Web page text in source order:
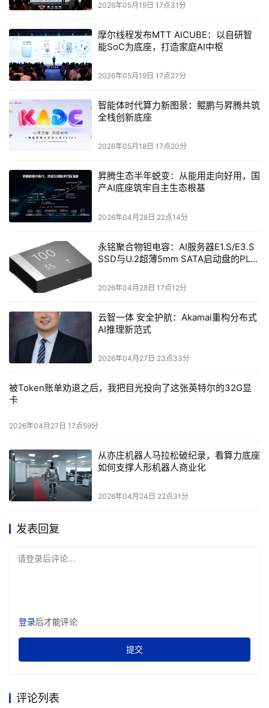
浪潮云海若科技总经理尹萍指出，2025年是智能体的爆发
蓬勃发展也带来了数据壁垒、模型壁垒和算力壁垒等问题，
需要从单一智能向系统智能跃迁。
“3＋1”服务产品体系。在云方面，提出可运营私有云，解决
人工智能落地过程中的算力问题，并在计算性能和集群性能
方面取得卓越成绩。
在数据方面，通过可信数据空间，实现数据从无序到有序、
从无价值到有价值的转变，在数据采集、分析等方面获得多
项全球第一。
库，开发软件和硬件智能体，在中文推理和知识构建等方面
具备领先能力。
尹萍还介绍了分布式智能云的执行方法论，包括研、产、
交、服四个阶段，并分享了黑龙江省和山东省等多个成功案
例，展示了浪潮云产品在不同行业的应用价值。
安全护航：为智能化业务筑牢安全防线
随着人工智能技术的广泛应用，安全事件频发，AI的安全治
理成为核心风险事项。浪潮云秉持打造安全分布式智能云的
浪潮云御总经理李聪详细介绍了浪潮云在分布式智能云各个
层面的安全措施。在可运营私有云方面，通过自主研发的云
平台系统，实现多租户安全隔离、全流量传输加密等安全功
露。在可信数据空间方面，将数据备份加密、脱敏和审计等
实践，以智能网联汽车为例，从底盘安全、行车数据安全、
车机系统安全和车自身安全等维度，展示了浪潮云的安全保
体等，构建了强大的安全能力提升闭环，其安全能力在行业
2026年05月19日 17点31分
摩尔线程发布MTT AICUBE：以自研智
能SoC为底座，打造家庭AI中枢
2026年05月19日 17点27分
智能体时代算力新图景：鲲鹏与昇腾共筑
全栈创新底座
2026年05月18日 17点20分
昇腾生态半年蜕变：从能用走向好用，国
产AI底座筑牢自主生态根基
2026年04月28日 22点14分
永铭聚合物钽电容：AI服务器E1.S/E3.S
SSD与U.2超薄5mm SATA启动盘的PLP
2026年04月28日 17点12分
云智一体 安全护航：Akamai重构分布式
AI推理新范式
2026年04月27日 23点33分
被Token账单劝退之后，我把目光投向了这张英特尔的32G显
卡
2026年04月27日 17点59分
从亦庄机器人马拉松破纪录，看算力底座
如何支撑人形机器人商业化
2026年04月24日 22点31分
发表回复
请登录后评论...
登录后才能评论
提交
评论列表